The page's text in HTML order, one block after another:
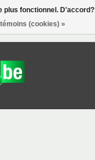
0 Articles - €0,00
plus fonctionnel. D'accord?
(cookies) »